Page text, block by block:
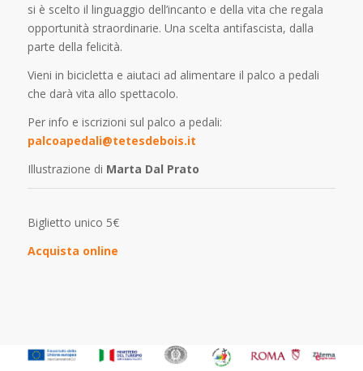
si è scelto il linguaggio dell’incanto e della vita che regala
opportunità straordinarie. Una scelta antifascista, dalla
parte della felicità.
Vieni in bicicletta e aiutaci ad alimentare il palco a pedali
che darà vita allo spettacolo.
Per info e iscrizioni sul palco a pedali:
palcoapedali@tetesdebois.it
Illustrazione di Marta Dal Prato
Biglietto unico 5€
Acquista online